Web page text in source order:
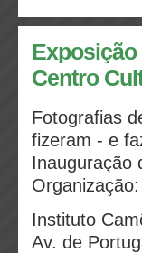
Exposição
Centro
Fotografias
fizeram - e
Inauguração
Instituto
Av. de